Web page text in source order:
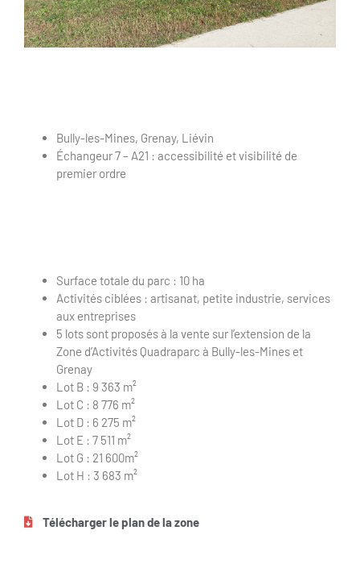
Bully-les-Mines, Grenay, Liévin
Échangeur 7 – A21 : accessibilité et visibilité de
premier ordre
Surface totale du parc : 10 ha
Activités ciblées : artisanat, petite industrie, services
aux entreprises
5 lots sont proposés à la vente sur l’extension de la
Zone d’Activités Quadraparc à Bully-les-Mines et
Grenay
Lot B : 9 363 m²
Lot C : 8 776 m²
Lot D : 6 275 m²
Lot E : 7 511 m²
Lot G : 21 600m²
Lot H : 3 683 m²
Télécharger le plan de la zone